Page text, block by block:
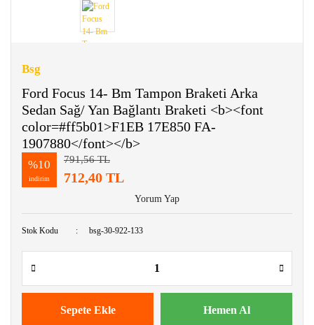
Bsg
Ford Focus 14- Bm Tampon Braketi Arka
Sedan Sağ/ Yan Bağlantı Braketi <b><font
color=#ff5b01>F1EB 17E850 FA-
1907880</font></b>
%10
indirim
791,56 TL
712,40 TL
Yorum Yap
Stok Kodu bsg-30-922-133
Sepete Ekle Hemen Al